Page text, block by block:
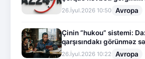
26.İyul.2026 10:50 Avropa
Çinin “hukou” sistemi:
qarşısındakı görünməz
26.İyul.2026 10:22 Avropa